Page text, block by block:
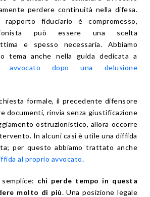
perdere continuità nella difesa.
fiduciario è compromesso,
può essere una scelta
e spesso necessaria. Abbiamo
tema anche nella guida dedicata a
avvocato dopo una delusione
formale, il precedente difensore
documenti, rinvia senza giustificazione
ostruzionistico, allora occorre
In alcuni casi è utile una diffida
per questo abbiamo trattato anche
al proprio avvocato.
chi perde tempo in questa
molto di più. Una posizione legale